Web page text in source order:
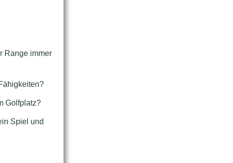
Range immer
Golfplatz?
Spiel und